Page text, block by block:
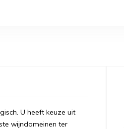
U heeft keuze uit
wijndomeinen ter